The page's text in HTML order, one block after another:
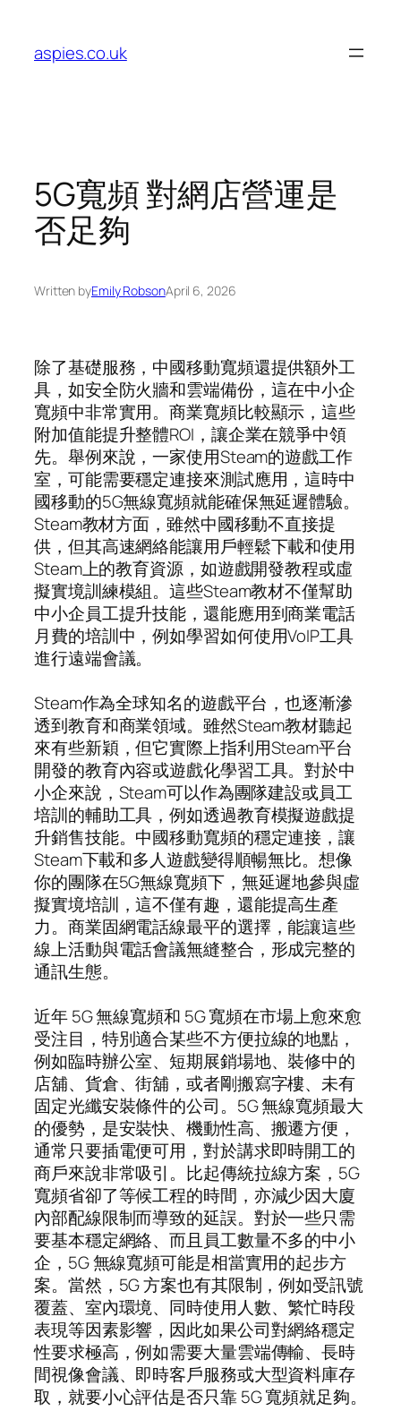
content
aspies.co.uk
5G寬頻 對網店營運是
否足夠
Written byEmily RobsonApril 6, 2026
除了基礎服務，中國移動寬頻還提供額外工
具，如安全防火牆和雲端備份，這在中小企
寬頻中非常實用。商業寬頻比較顯示，這些
附加值能提升整體ROI，讓企業在競爭中領
先。舉例來說，一家使用Steam的遊戲工作
室，可能需要穩定連接來測試應用，這時中
國移動的5G無線寬頻就能確保無延遲體驗。
Steam教材方面，雖然中國移動不直接提
供，但其高速網絡能讓用戶輕鬆下載和使用
Steam上的教育資源，如遊戲開發教程或虛
擬實境訓練模組。這些Steam教材不僅幫助
中小企員工提升技能，還能應用到商業電話
月費的培訓中，例如學習如何使用VoIP工具
進行遠端會議。
Steam作為全球知名的遊戲平台，也逐漸滲
透到教育和商業領域。雖然Steam教材聽起
來有些新穎，但它實際上指利用Steam平台
開發的教育內容或遊戲化學習工具。對於中
小企來說，Steam可以作為團隊建設或員工
培訓的輔助工具，例如透過教育模擬遊戲提
升銷售技能。中國移動寬頻的穩定連接，讓
Steam下載和多人遊戲變得順暢無比。想像
你的團隊在5G無線寬頻下，無延遲地參與虛
擬實境培訓，這不僅有趣，還能提高生產
力。商業固網電話線最平的選擇，能讓這些
線上活動與電話會議無縫整合，形成完整的
通訊生態。
近年 5G 無線寬頻和 5G 寬頻在市場上愈來愈
受注目，特別適合某些不方便拉線的地點，
例如臨時辦公室、短期展銷場地、裝修中的
店舖、貨倉、街舖，或者剛搬寫字樓、未有
固定光纖安裝條件的公司。5G 無線寬頻最大
的優勢，是安裝快、機動性高、搬遷方便，
通常只要插電便可用，對於講求即時開工的
商戶來說非常吸引。比起傳統拉線方案，5G
寬頻省卻了等候工程的時間，亦減少因大廈
內部配線限制而導致的延誤。對於一些只需
要基本穩定網絡、而且員工數量不多的中小
企，5G 無線寬頻可能是相當實用的起步方
案。當然，5G 方案也有其限制，例如受訊號
覆蓋、室內環境、同時使用人數、繁忙時段
表現等因素影響，因此如果公司對網絡穩定
性要求極高，例如需要大量雲端傳輸、長時
間視像會議、即時客戶服務或大型資料庫存
取，就要小心評估是否只靠 5G 寬頻就足夠。